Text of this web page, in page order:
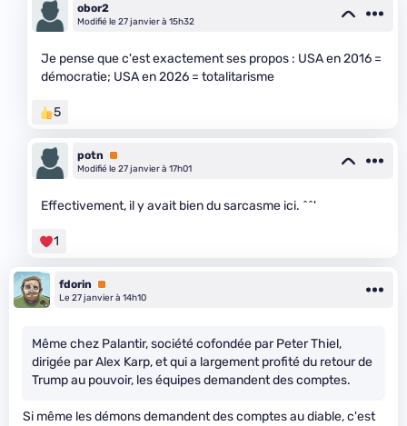
obor2
Modifié le 27 janvier à 15h32
Je pense que c'est exactement ses propos : USA en 2016 =
démocratie; USA en 2026 = totalitarisme
5
potn
Premium
Modifié le 27 janvier à 17h01
Effectivement, il y avait bien du sarcasme ici. ^^'
1
fdorin
Premium
Le 27 janvier à 14h10
Même chez Palantir, société cofondée par Peter Thiel,
dirigée par Alex Karp, et qui a largement profité du retour de
Trump au pouvoir, les équipes demandent des comptes.
Si même les démons demandent des comptes au diable, c'est